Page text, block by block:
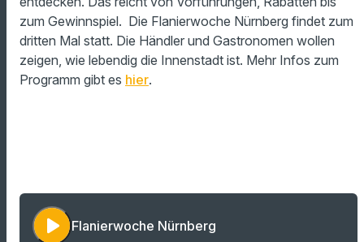
zum Gewinnspiel. Die Flanierwoche Nürnberg findet zum
dritten Mal statt. Die Händler und Gastronomen wollen
zeigen, wie lebendig die Innenstadt ist. Mehr Infos zum
Programm gibt es hier.
play_arrow Flanierwoche Nürnberg